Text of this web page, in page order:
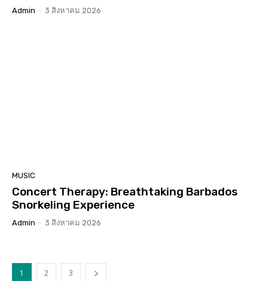
Admin - 3 สิงหาคม 2026
MUSIC
Concert Therapy: Breathtaking Barbados
Snorkeling Experience
Admin - 3 สิงหาคม 2026
1 2 3